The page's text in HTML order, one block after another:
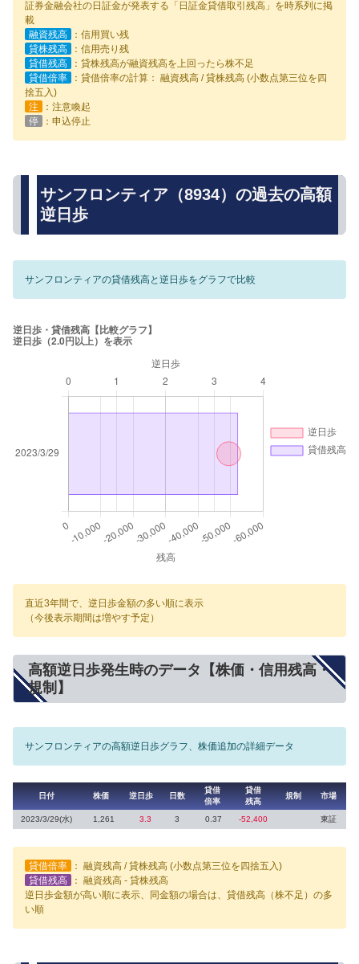
証券金融会社の日証金が発表する「日証金貸借取引残高」を時系列に掲
載
融資残高
：信用買い残
貸株残高
：信用売り残
貸借残高
：貸株残高が融資残高を上回ったら株不足
貸借倍率
：貸借倍率の計算： 融資残高 / 貸株残高 (小数点第三位を四
捨五入)
注
：注意喚起
停
：申込停止
サンフロンティア（8934）の過去の高額
逆日歩
サンフロンティアの貸借残高と逆日歩をグラフで比較
直近3年間で、逆日歩金額の多い順に表示
（今後表示期間は増やす予定）
高額逆日歩発生時のデータ【株価・信用残高・
規制】
サンフロンティアの高額逆日歩グラフ、株価追加の詳細データ
日付 株価 逆日歩 日数
貸借
倍率
貸借
残高
規制 市場
2023/3/29(水) 1,261 3.3 3 0.37 -52,400 東証
貸借倍率
： 融資残高 / 貸株残高 (小数点第三位を四捨五入)
貸借残高
： 融資残高 - 貸株残高
逆日歩金額が高い順に表示、同金額の場合は、貸借残高（株不足）の多
い順